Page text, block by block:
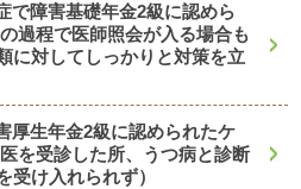
で障害基礎年金2級に認めら
過程で医師照会が入る場合も
に対してしっかりと対策を立
厚生年金2級に認められたケ
を受診した所、うつ病と診断
受け入れられず）